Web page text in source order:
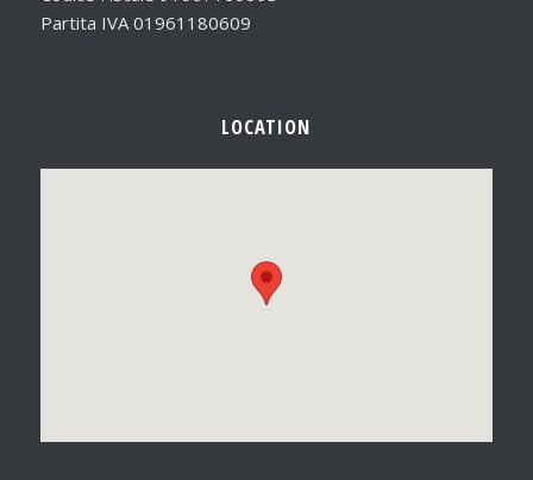
Partita IVA 01961180609
LOCATION